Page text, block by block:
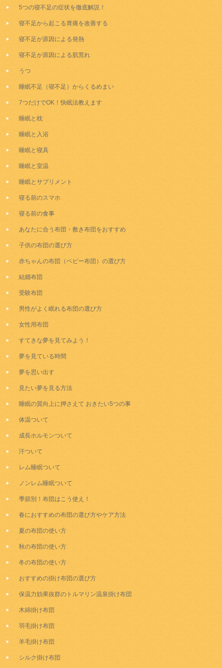
5つの寝不足の症状を徹底解説！
寝不足から起こる胃痛を改善する
寝不足が原因による発熱
寝不足が原因による肌荒れ
うつ
睡眠不足（寝不足）からくるめまい
7つだけでOK！快眠法教えます
睡眠と枕
睡眠と入浴
睡眠と寝具
睡眠と室温
睡眠とサプリメント
寝る前のスマホ
寝る前の食事
あなたに合う布団・敷き布団をおすすめ
子供の布団の選び方
赤ちゃんの布団（ベビー布団）の選び方
結婚布団
受験布団
男性がよく眠れる布団の選び方
女性用布団
すてきな夢を見てみよう！
夢を見ている時間
夢を思い出す
見たい夢を見る方法
睡眠の質向上に押さえて おきたい5つの事
体温ついて
成長ホルモンついて
汗ついて
レム睡眠ついて
ノンレム睡眠ついて
季節別！布団はこう使え！
春におすすめの布団の選び方やケア方法
夏の布団の使い方
秋の布団の使い方
冬の布団の使い方
おすすめの掛け布団の選び方
保温力効果抜群のトルマリン温泉掛け布団
木綿掛け布団
羽毛掛け布団
羊毛掛け布団
シルク掛け布団